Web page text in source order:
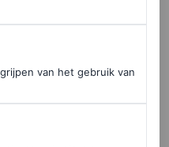
zangeres te zien in een
geregisseerd door
ook de video voor de
draagt Cyrus een op
Cadwallader voor
van het gebruik van